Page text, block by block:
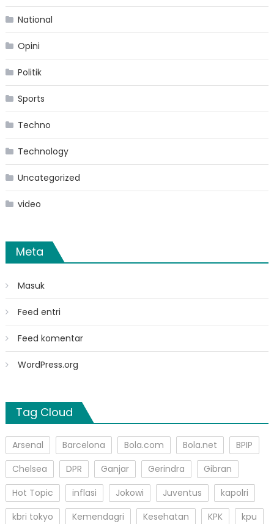
National
Opini
Politik
Sports
Techno
Technology
Uncategorized
video
Meta
Masuk
Feed entri
Feed komentar
WordPress.org
Tag Cloud
Arsenal Barcelona Bola.com Bola.net
BPIP
Chelsea
DPR Ganjar Gerindra
Gibran
Hot Topic
inflasi Jokowi Juventus
kapolri
kbri tokyo
Kemendagri Kesehatan KPK
kpu